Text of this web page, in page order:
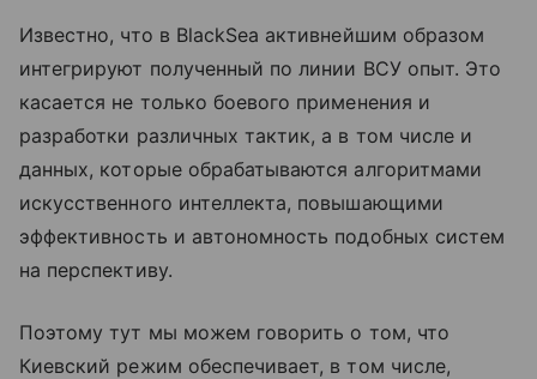
Известно, что в BlackSea активнейшим образом
интегрируют полученный по линии ВСУ опыт. Это
касается не только боевого применения и
разработки различных тактик, а в том числе и
данных, которые обрабатываются алгоритмами
искусственного интеллекта, повышающими
эффективность и автономность подобных систем
на перспективу.
Поэтому тут мы можем говорить о том, что
Киевский режим обеспечивает, в том числе,